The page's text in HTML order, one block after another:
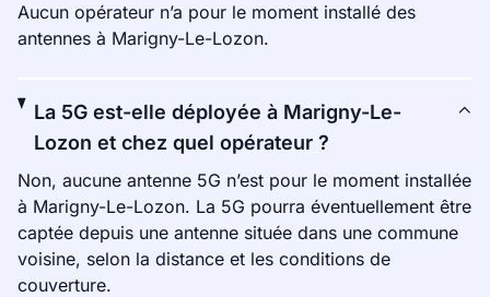
Aucun opérateur n’a pour le moment installé des
antennes à Marigny-Le-Lozon.
La 5G est-elle déployée à Marigny-Le-
Lozon et chez quel opérateur ?
Non, aucune antenne 5G n’est pour le moment installée
à Marigny-Le-Lozon. La 5G pourra éventuellement être
captée depuis une antenne située dans une commune
voisine, selon la distance et les conditions de
couverture.